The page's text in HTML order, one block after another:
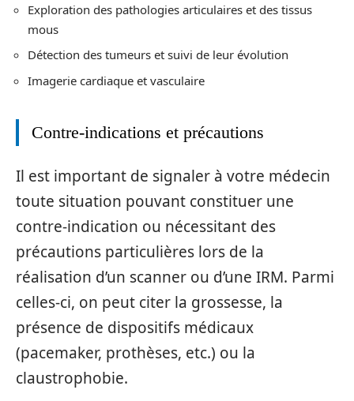
Exploration des pathologies articulaires et des tissus
mous
Détection des tumeurs et suivi de leur évolution
Imagerie cardiaque et vasculaire
Contre-indications et précautions
Il est important de signaler à votre médecin
toute situation pouvant constituer une
contre-indication ou nécessitant des
précautions particulières lors de la
réalisation d’un scanner ou d’une IRM. Parmi
celles-ci, on peut citer la grossesse, la
présence de dispositifs médicaux
(pacemaker, prothèses, etc.) ou la
claustrophobie.